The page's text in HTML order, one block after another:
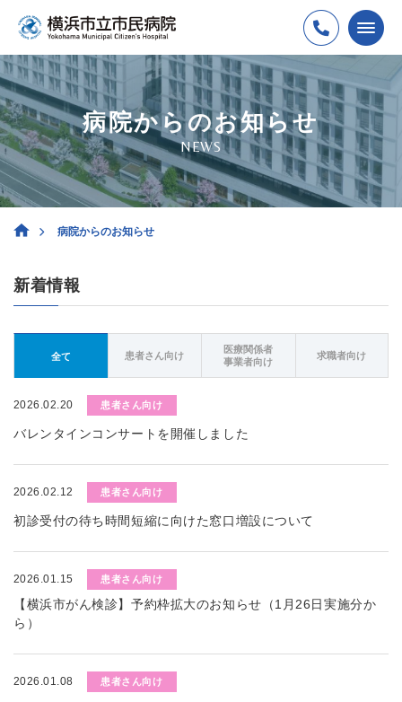
病院からのお知らせ
NEWS
病院からのお知らせ
新着情報
全て 患者さん向け
医療関係者
事業者向け
求職者向け
2026.02.20 患者さん向け
バレンタインコンサートを開催しました
2026.02.12 患者さん向け
初診受付の待ち時間短縮に向けた窓口増設について
2026.01.15 患者さん向け
【横浜市がん検診】予約枠拡大のお知らせ（1月26日実施分か
ら）
2026.01.08 患者さん向け